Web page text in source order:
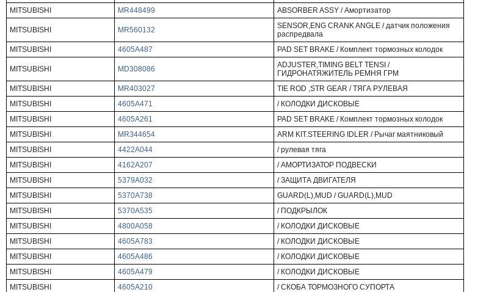
MITSUBISHI
MR448499 ABSORBER ASSY / Амортизатор
MITSUBISHI MR560132
SENSOR,ENG CRANK ANGLE / датчик положения
распредвала
MITSUBISHI
4605A487 PAD SET BRAKE / Комплект тормозных колодок
MITSUBISHI MD308086
ADJUSTER,TIMING BELT TENSI /
ГИДРОНАТЯЖИТЕЛЬ РЕМНЯ ГРМ
MITSUBISHI
MR403027
TIE ROD ,STR GEAR / ТЯГА РУЛЕВАЯ
MITSUBISHI
4605A471
/ КОЛОДКИ ДИСКОВЫЕ
MITSUBISHI
4605A261
PAD SET BRAKE / Комплект тормозных колодок
MITSUBISHI
MR344654
ARM KIT.STEERING IDLER / Рычаг маятниковый
MITSUBISHI
4422A044
/ рулевая тяга
MITSUBISHI
4162A207
/ АМОРТИЗАТОР ПОДВЕСКИ
MITSUBISHI
5379A032
/ ЗАЩИТА ДВИГАТЕЛЯ
MITSUBISHI
5370A738
GUARD(L),MUD / GUARD(L),MUD
MITSUBISHI
5370A535
/ ПОДКРЫЛОК
MITSUBISHI
4800A058
/ КОЛОДКИ ДИСКОВЫЕ
MITSUBISHI
4605A783
/ КОЛОДКИ ДИСКОВЫЕ
MITSUBISHI
4605A486
/ КОЛОДКИ ДИСКОВЫЕ
MITSUBISHI
4605A479
/ КОЛОДКИ ДИСКОВЫЕ
MITSUBISHI
4605A210
/ СКОБА ТОРМОЗНОГО СУПОРТА